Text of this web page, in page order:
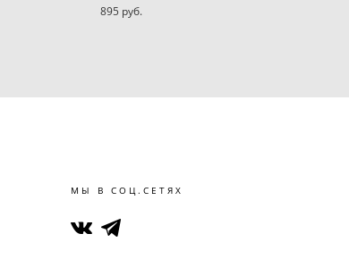
895 pуб.
МЫ В СОЦ.СЕТЯХ